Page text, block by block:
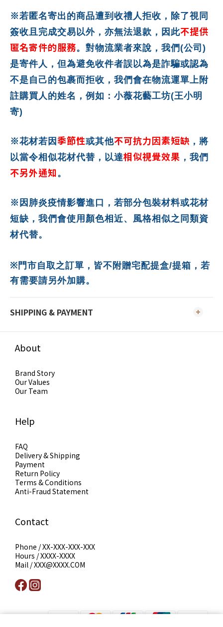
※若匿名寄出的商品遭到收禮人拒收，除了視同
簽收且完成交易以外，亦無法退款，因此不提供
匿名寄件的服務。對物流業者來說，我們(公司)
是寄件人，但為避免收件者誤以為是詐騙或認為
不是自己的包裹而拒收，我們會在物流運單上附
註購買人的姓名，例如：小薇花藝工坊(王小明
寄)
※花材若因 季節性或其他不可抗力因素短缺 ，將
以當令相似花材代替，以達相似視覺效果 ，我們
不另外通知 。
※因肺炎疫情影響進口，若部分包裝材料或花材
短缺，我們會使用顏色相近、風格相似之同類資
材代替。
※ 門市自取之訂單，皆不附贈宅配提盒/提箱，若
有需要請另外加購。
SHIPPING & PAYMENT
About
Brand Story
Our Values
Our Team
Help
FAQ
Delivery & Shipping
Payment
Return Policy
Terms & Conditions
Anti-Fraud Statement
Contact
Phone / XX-XXX-XXX-XXX
Hours / XXXX-XXXX
Mail / XXX@XXXX.COM